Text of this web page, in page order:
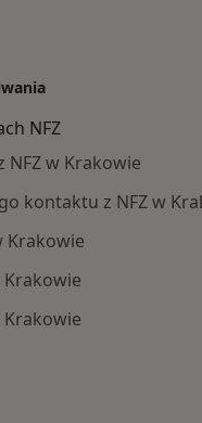
NFZ
NFZ w Krakowie
kontaktu z NFZ w
Krakowie
Krakowie
Krakowie